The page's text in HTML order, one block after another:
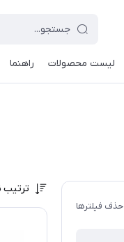
لیست محصولات راهنما
حذف فیلترها